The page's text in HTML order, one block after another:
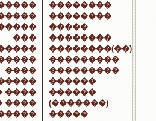
���
����
����
����
��������
��������
�����
��������
��������(��)
���������
���������
������
������
(�������)
�����